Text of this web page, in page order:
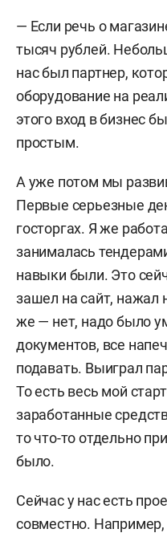
— Если речь о
тысяч рублей.
нас был партнер,
оборудование на
этого вход в бизнес
простым.
А уже потом мы
Первые серьезные
госторгах. Я же
занималась
навыки были. Это
зашел на сайт, нажал
же — нет, надо было
документов, все
подавать. Выиграл
То есть весь мой
заработанные
то что-то отдельно
было.
Сейчасу нас есть
совместно.